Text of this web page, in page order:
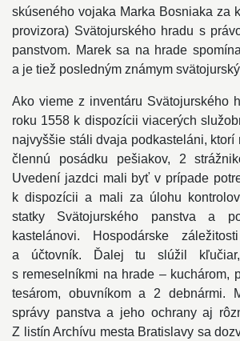
skúseného vojaka Marka Bosniaka za
provizora) Svätojurského hradu s
panstvom. Marek sa na hrade
a je tiež posledným známym
Ako vieme z inventáru Svätojurského
roku 1558 k dispozícii viacerých
najvyššie stáli dvaja podkasteláni, ktorí
člennú posádku pešiakov, 2
Uvedení jazdci mali byť v prípade
k dispozícii a mali za úlohu
statky Svätojurského panstva a
kastelánovi. Hospodárske
a účtovník. Ďalej tu slúžil
s remeselníkmi na hrade – kuchárom,
tesárom, obuvníkom a 2 debnármi.
správy panstva a jeho ochrany aj
Z listín Archívu mesta Bratislavy sa